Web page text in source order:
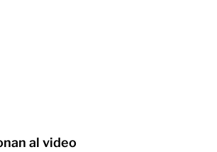
al video